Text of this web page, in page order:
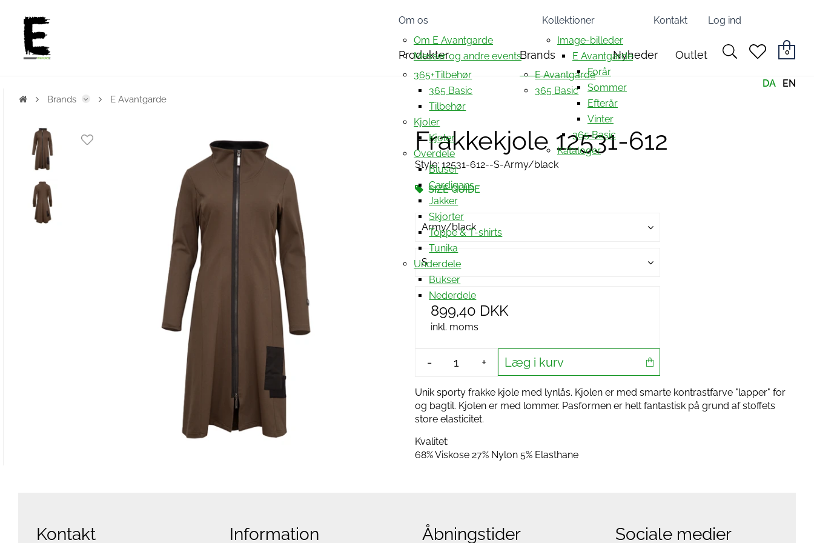
Produkter
365+Tilbehør
365 Basic
Tilbehør
Kjoler
Kjoler
Overdele
Bluser
Cardigans
Jakker
Skjorter
Toppe & T-shirts
Tunika
Underdele
Bukser
Nederdele
Brands
E Avantgarde
365 Basic
Nyheder Outlet
searchheart
0
Om os
Om E Avantgarde
Messer og andre events
Kollektioner
Image-billeder
E Avantgarde
Forår
Sommer
Efterår
Vinter
365 Basic
Kataloger
Kontakt Log ind
DA EN
Brands E Avantgarde
Frakkekjole 12531-612
Style: 12531-612--S-Army/black
SIZE GUIDE
Army/black
S
899,40 DKK
inkl. moms
- + Læg i kurv
Unik sporty frakke kjole med lynlås. Kjolen er med smarte kontrastfarve "lapper" for
og bagtil. Kjolen er med lommer. Pasformen er helt fantastisk på grund af stoffets
store elasticitet.
Kvalitet:
68% Viskose 27% Nylon 5% Elasthane
Kontakt Information Åbningstider Sociale medier